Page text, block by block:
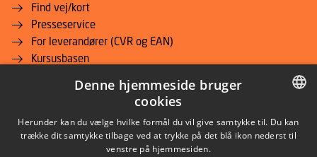
Find vej/kort
Presseservice
For leverandører (CVR og EAN)
Kursusbasen
DTU Inside (login)
Job og Karriere
DTU Alumni
DANISH
Denne hjemmeside bruger
cookies
Herunder kan du vælge hvilke formål du vil give samtykke til. Du kan
trække dit samtykke tilbage ved at trykke på det blå ikon nederst til
venstre på hjemmesiden.